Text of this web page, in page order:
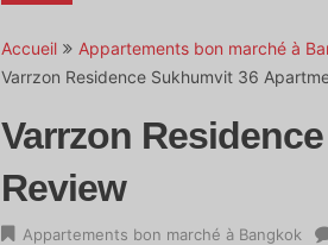
Accueil
Appartements bon marché à
Varrzon Residence Sukhumvit 36
Varrzon
Review
Appartements bon marché à Bangkok